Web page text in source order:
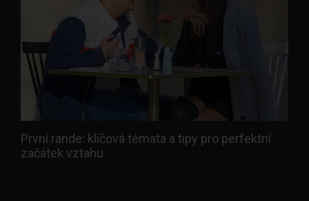
První rande: klíčová témata a tipy pro perfektní
začátek vztahu